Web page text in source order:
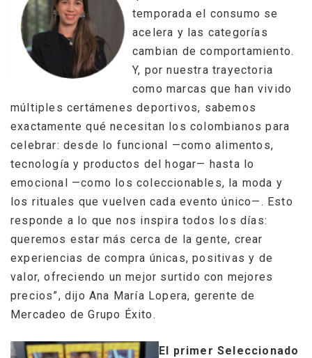
temporada el consumo se
acelera y las categorías
cambian de comportamiento.
Y, por nuestra trayectoria
como marcas que han vivido
múltiples certámenes deportivos, sabemos
exactamente qué necesitan los colombianos para
celebrar: desde lo funcional —como alimentos,
tecnología y productos del hogar— hasta lo
emocional —como los coleccionables, la moda y
los rituales que vuelven cada evento único—. Esto
responde a lo que nos inspira todos los días:
queremos estar más cerca de la gente, crear
experiencias de compra únicas, positivas y de
valor, ofreciendo un mejor surtido con mejores
precios”, dijo Ana María Lopera, gerente de
Mercadeo de Grupo Éxito.
El primer Seleccionado